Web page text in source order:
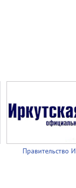
Правительство